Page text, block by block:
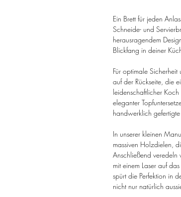
Ein Brett für jeden
Schneide- und
herausragendem
Blickfang in deiner
Für optimale
auf der Rückseite, die
leidenschaftlicher
eleganter
handwerklich
In unserer kleinen
massiven Holzdielen,
Anschließend
mit einem Laser auf
spürt die Perfektion in
nicht nur natürlich